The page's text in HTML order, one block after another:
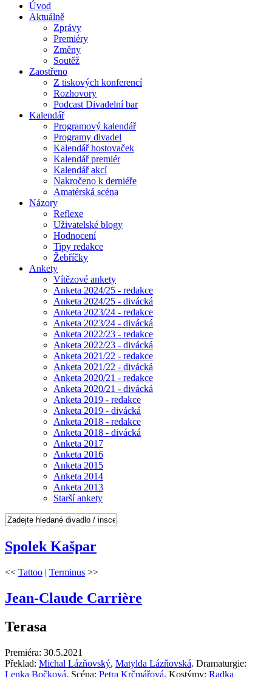
Úvod
Aktuálně
Zprávy
Premiéry
Změny
Soutěž
Zaostřeno
Z tiskových konferencí
Rozhovory
Podcast Divadelní bar
Kalendář
Programový kalendář
Programy divadel
Kalendář hostovaček
Kalendář premiér
Kalendář akcí
Nakročeno k derniéře
Amatérská scéna
Názory
Reflexe
Uživatelské blogy
Hodnocení
Tipy redakce
Žebříčky
Ankety
Vítězové ankety
Anketa 2024/25 - redakce
Anketa 2024/25 - divácká
Anketa 2023/24 - redakce
Anketa 2023/24 - divácká
Anketa 2022/23 - redakce
Anketa 2022/23 - divácká
Anketa 2021/22 - redakce
Anketa 2021/22 - divácká
Anketa 2020/21 - redakce
Anketa 2020/21 - divácká
Anketa 2019 - redakce
Anketa 2019 - divácká
Anketa 2018 - redakce
Anketa 2018 - divácká
Anketa 2017
Anketa 2016
Anketa 2015
Anketa 2014
Anketa 2013
Starší ankety
Spolek Kašpar
<< Tattoo | Terminus >>
Jean-Claude Carrière
Terasa
Premiéra: 30.5.2021
Překlad: Michal Lázňovský, Matylda Lázňovská. Dramaturgie:
Lenka Bočková. Scéna: Petra Krčmářová. Kostýmy: Radka